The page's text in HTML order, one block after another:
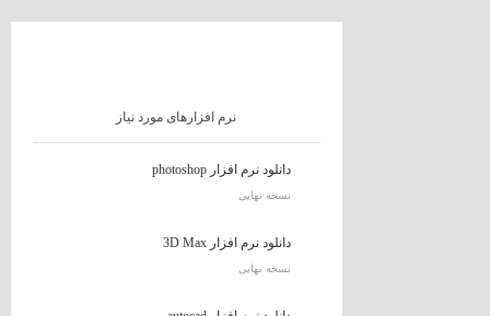
نرم افزارهای مورد نیاز
دانلود نرم افزار photoshop
نسخه نهایی
دانلود نرم افزار 3D Max
نسخه نهایی